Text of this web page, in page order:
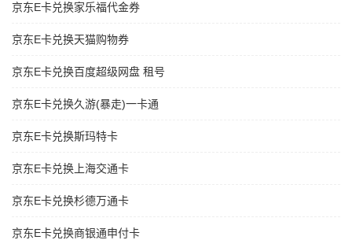
京东E卡兑换家乐福代金券
京东E卡兑换天猫购物券
京东E卡兑换百度超级网盘 租号
京东E卡兑换久游(暴走)一卡通
京东E卡兑换斯玛特卡
京东E卡兑换上海交通卡
京东E卡兑换杉德万通卡
京东E卡兑换商银通申付卡